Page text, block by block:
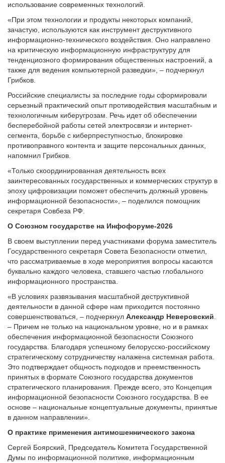
использование современных технологий.
«При этом технологии и продукты некоторых компаний,
зачастую, используются как инструмент деструктивного
информационно-технического воздействия. Оно направлено
на критическую информационную инфраструктуру для
тенденциозного формирования общественных настроений, а
также для ведения компьютерной разведки», – подчеркнул
Грибков.
Российские специалисты за последние годы сформировали
серьезный практический опыт противодействия масштабным и
технологичным киберугрозам. Речь идет об обеспечении
бесперебойной работы сетей электросвязи и интернет-
сегмента, борьбе с киберпреступностью, блокировке
противоправного контента и защите персональных данных,
напомнил Грибков.
«Только скоординированная деятельность всех
заинтересованных государственных и коммерческих структур в
эпоху цифровизации поможет обеспечить должный уровень
информационной безопасности», – поделился помощник
секретаря Совбеза РФ.
О Союзном государстве на Инфофоруме-2026
В своем выступлении перед участниками форума заместитель
Государственного секретаря Совета Безопасности отметил,
что рассматриваемые в ходе мероприятия вопросы касаются
буквально каждого человека, ставшего частью глобального
информационного пространства.
«В условиях развязывания масштабной деструктивной
деятельности в данной сфере нам приходится постоянно
совершенствоваться, – подчеркнул Александр Неверовский
– Причем не только на национальном уровне, но и в рамках
обеспечения информационной безопасности Союзного
государства. Благодаря успешному белорусско-российскому
стратегическому сотрудничеству налажена системная работа.
Это подтверждает общность подходов и преемственность
принятых в формате Союзного государства документов
стратегического планирования. Прежде всего, это Концепция
информационной безопасности Союзного государства. В ее
основе – национальные концептуальные документы, принятые
в данном направлении».
О практике применения антимошеннического закона
Сергей Боярский, Председатель Комитета Государственной
Думы по информационной политике, информационным